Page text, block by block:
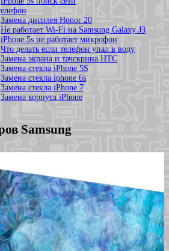
Замена дисплея Honor 20
Не работает Wi-Fi на Samsung Galaxy J3
iPhone 5s не работает микрофон
Что делать если телефон упал в воду
Замена экрана и тачскрина HTC
Замена стекла iPhone 5S
Замена стекла iphone 6s
Замена стекла iPhone 7
Замена корпуса iPhone
Samsung